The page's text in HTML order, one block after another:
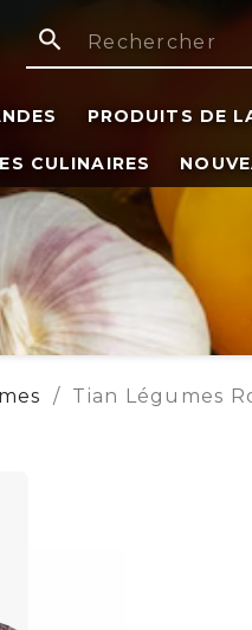
search
PRODUITS DE
CULINAIRES
Tian Légumes